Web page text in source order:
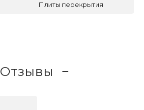
Плиты перекрытия
Отзывы